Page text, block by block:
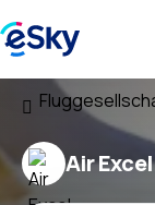
Air Excel